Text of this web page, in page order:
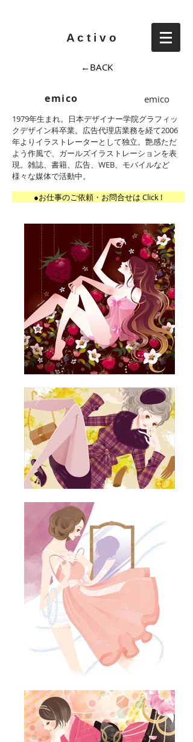
A c t i v o
←BACK
emico emico
1979年生まれ。日本デザイナー学院グラフィッ
クデザイン科卒業。広告代理店業務を経て2006
年よりイラストレーターとして独立。艶感ただ
よう作風で、ガールズイラストレーションを表
現。雑誌、書籍、広告、WEB、モバイルなど
様々な媒体で活動中。
●お仕事のご依頼・お問合せは Click !